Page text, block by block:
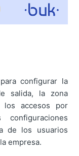
configurar la
salida, la zona
los accesos por
de los usuarios
empresa.